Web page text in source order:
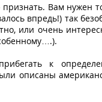
Вам нужен
впредь!) так
или очень
к
описаны